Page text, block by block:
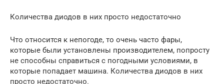
Количества диодов в них просто недостаточно
Что относится к непогоде, то очень часто фары,
которые были установлены производителем, попросту
не способны справиться с погодными условиями, в
которые попадает машина. Количества диодов в них
просто недостаточно.